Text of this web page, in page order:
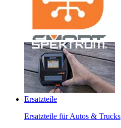
Ersatzteile
Ersatzteile für Autos & Trucks